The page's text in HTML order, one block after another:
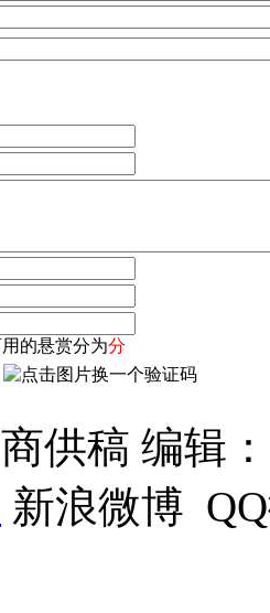
的悬赏分为分
供稿 编辑
新浪微博